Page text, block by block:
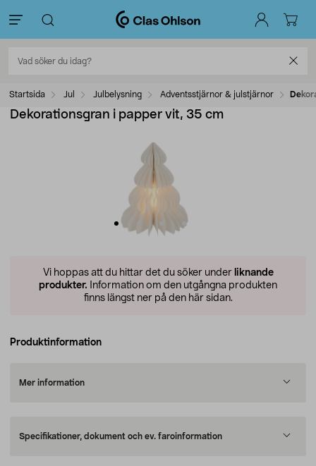
Startsida Jul Julbelysning Adventsstjärnor & julstjärnor
Dekorationsgran i papper vit, 35 cm
Vi hoppas att du hittar det du söker under liknande
produkter. Information om den utgångna produkten
finns längst ner på den här sidan.
Produktinformation
Mer information
Specifikationer, dokument och ev. faroinformation